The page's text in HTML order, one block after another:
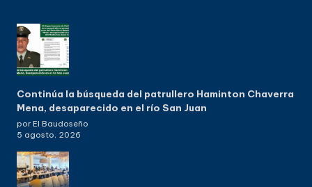
Continúa la búsqueda del patrullero Haminton Chaverra
Mena, desaparecido en el río San Juan
por El Baudoseño
5 agosto, 2026